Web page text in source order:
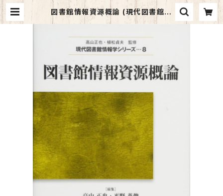
図書館情報資源概論 (現代図書館情
報学シリーズ) | マイブックス関大前